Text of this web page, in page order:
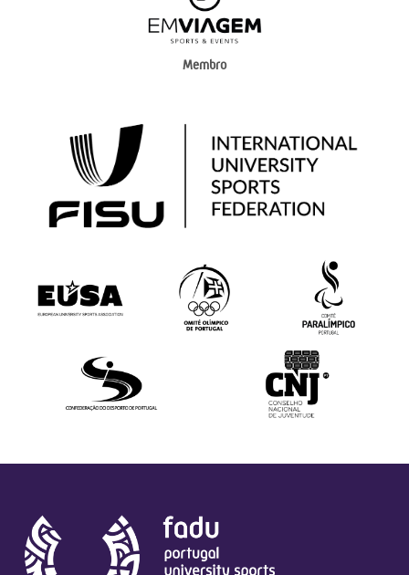
Membro